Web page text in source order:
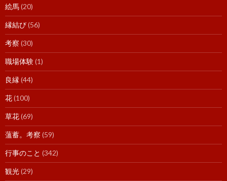
絵馬(20)
縁結び(56)
考察 (30)
職場体験(1)
良縁 (44)
花(100)
草花(69)
薀蓄。考察 (59)
行事のこと (342)
観光(29)